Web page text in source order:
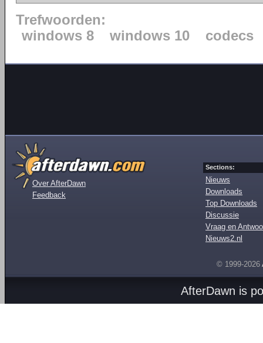
Trefwoorden:
windows 8
windows 10 codecs
Over AfterDawn
Feedback
Sections:
Nieuws
Downloads
Top Downloads
Discussie
Vraag en
Nieuws2.nl
© 1999-2026
AfterDawn is